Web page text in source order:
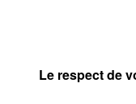
Boulogne ce
de Pro B tandis que
Le respect de